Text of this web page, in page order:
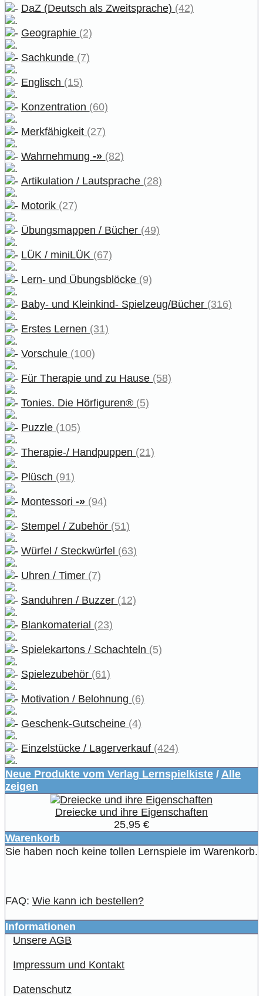
DaZ (Deutsch als Zweitsprache) (42)
Geographie (2)
Sachkunde (7)
Englisch (15)
Konzentration (60)
Merkfähigkeit (27)
Wahrnehmung -» (82)
Artikulation / Lautsprache (28)
Motorik (27)
Übungsmappen / Bücher (49)
LÜK / miniLÜK (67)
Lern- und Übungsblöcke (9)
Baby- und Kleinkind- Spielzeug/Bücher (316)
Erstes Lernen (31)
Vorschule (100)
Für Therapie und zu Hause (58)
Tonies. Die Hörfiguren® (5)
Puzzle (105)
Therapie-/ Handpuppen (21)
Plüsch (91)
Montessori -» (94)
Stempel / Zubehör (51)
Würfel / Steckwürfel (63)
Uhren / Timer (7)
Sanduhren / Buzzer (12)
Blankomaterial (23)
Spielekartons / Schachteln (5)
Spielezubehör (61)
Motivation / Belohnung (6)
Geschenk-Gutscheine (4)
Einzelstücke / Lagerverkauf (424)
Neue Produkte vom Verlag Lernspielkiste / Alle
zeigen
Dreiecke und ihre Eigenschaften
25,95 €
Warenkorb
Sie haben noch keine tollen Lernspiele im Warenkorb.
FAQ: Wie kann ich bestellen?
Informationen
Unsere AGB
Impressum und Kontakt
Datenschutz